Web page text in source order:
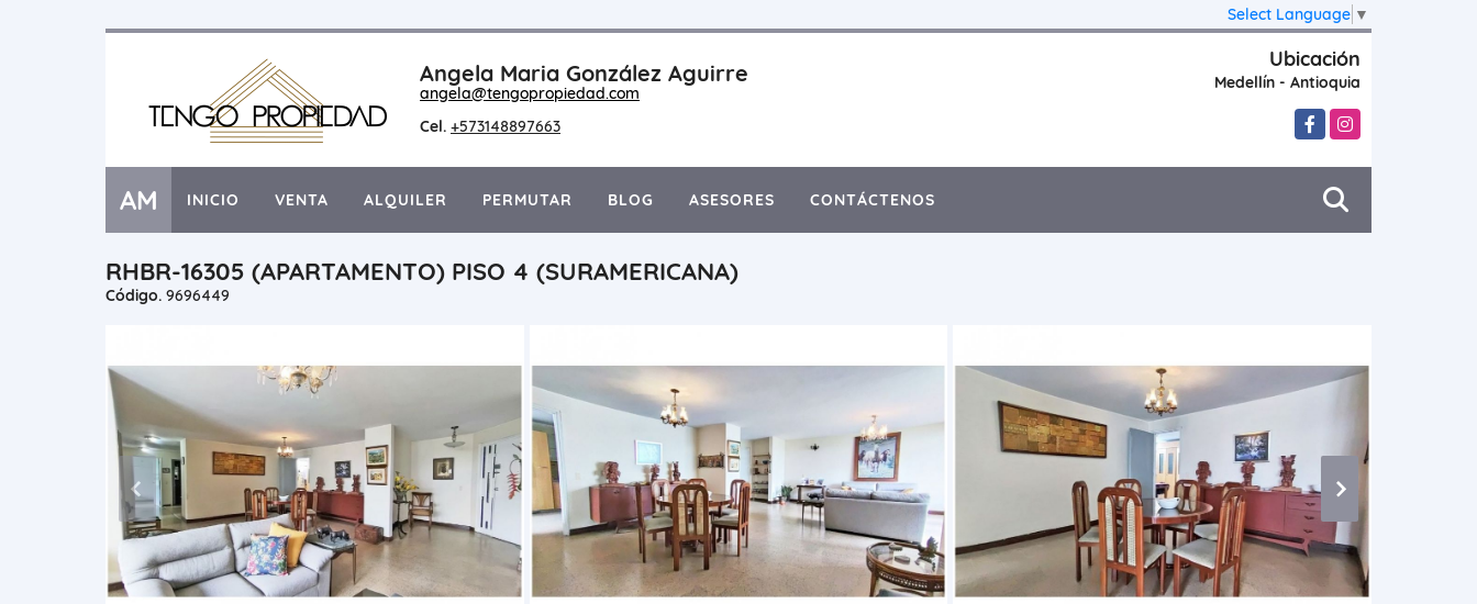
Select Language ▼
Angela Maria González Aguirre
angela@tengopropiedad.com
Cel. +573148897663
Ubicación
Medellín - Antioquia
FacebookInstagram
AM INICIO VENTA ALQUILER PERMUTAR BLOG ASESORES CONTÁCTENOS
RHBR-16305 (APARTAMENTO) PISO 4 (SURAMERICANA)
Código. 9696449